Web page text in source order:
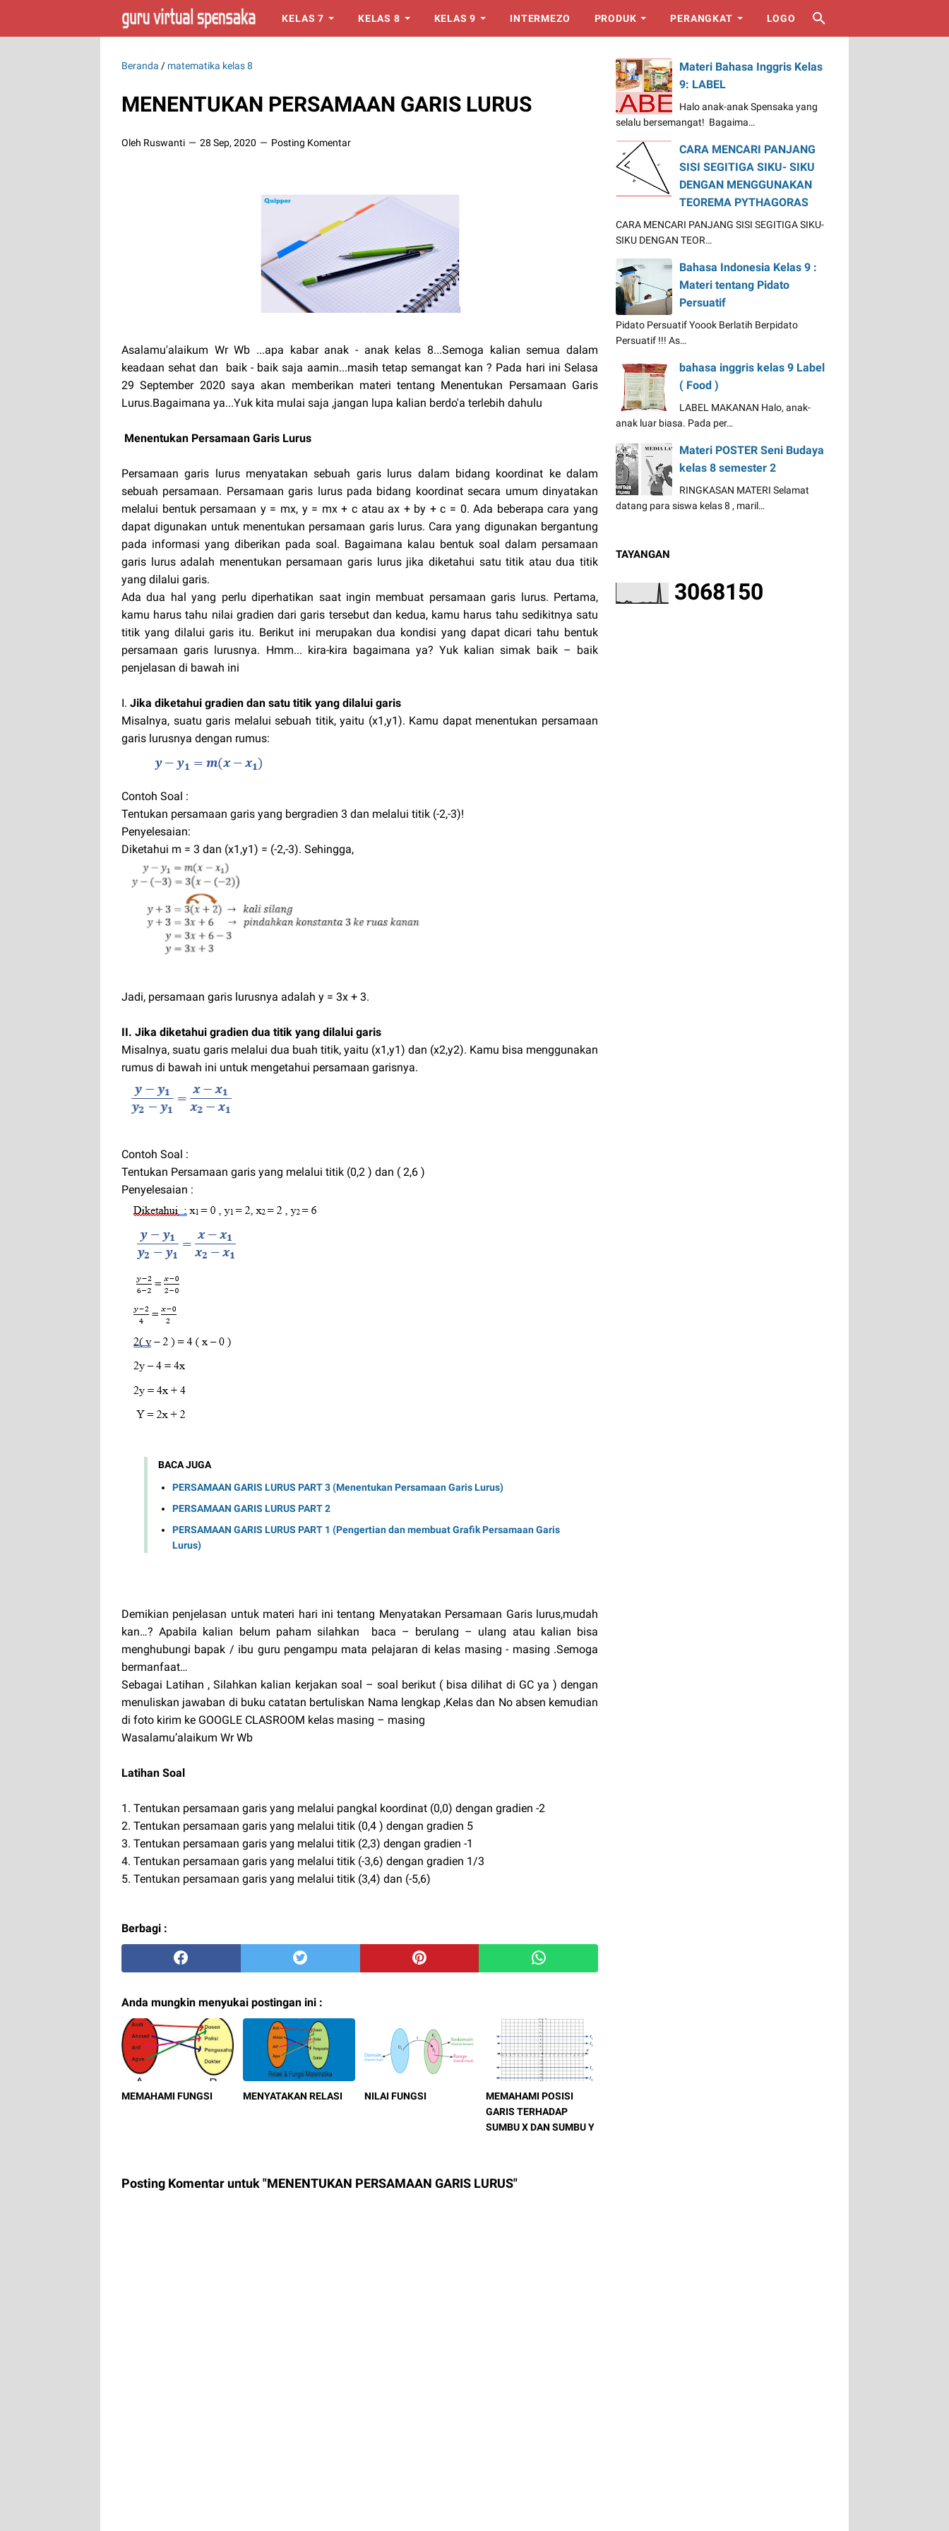
KELAS 7 KELAS 8 KELAS 9 INTERMEZO PRODUK PERANGKAT LOGO
Beranda / matematika kelas 8
MENENTUKAN PERSAMAAN GARIS LURUS
Oleh Ruswanti 28 Sep, 2020 Posting Komentar
Asalamu'alaikum Wr Wb ...apa kabar anak - anak kelas 8...Semoga kalian semua dalam
keadaan sehat dan baik - baik saja aamin...masih tetap semangat kan ? Pada hari ini Selasa
29 September 2020 saya akan memberikan materi tentang Menentukan Persamaan Garis
Lurus.Bagaimana ya...Yuk kita mulai saja ,jangan lupa kalian berdo'a terlebih dahulu
Menentukan Persamaan Garis Lurus
Persamaan garis lurus menyatakan sebuah garis lurus dalam bidang koordinat ke dalam
sebuah persamaan. Persamaan garis lurus pada bidang koordinat secara umum dinyatakan
melalui bentuk persamaan y = mx, y = mx + c atau ax + by + c = 0. Ada beberapa cara yang
dapat digunakan untuk menentukan persamaan garis lurus. Cara yang digunakan bergantung
pada informasi yang diberikan pada soal. Bagaimana kalau bentuk soal dalam persamaan
garis lurus adalah menentukan persamaan garis lurus jika diketahui satu titik atau dua titik
yang dilalui garis.
Ada dua hal yang perlu diperhatikan saat ingin membuat persamaan garis lurus. Pertama,
kamu harus tahu nilai gradien dari garis tersebut dan kedua, kamu harus tahu sedikitnya satu
titik yang dilalui garis itu. Berikut ini merupakan dua kondisi yang dapat dicari tahu bentuk
persamaan garis lurusnya. Hmm... kira-kira bagaimana ya? Yuk kalian simak baik – baik
penjelasan di bawah ini
I. Jika diketahui gradien dan satu titik yang dilalui garis
Misalnya, suatu garis melalui sebuah titik, yaitu (x1,y1). Kamu dapat menentukan persamaan
garis lurusnya dengan rumus:
Contoh Soal :
Tentukan persamaan garis yang bergradien 3 dan melalui titik (-2,-3)!
Penyelesaian:
Diketahui m = 3 dan (x1,y1) = (-2,-3). Sehingga,
Jadi, persamaan garis lurusnya adalah y = 3x + 3.
II. Jika diketahui gradien dua titik yang dilalui garis
Misalnya, suatu garis melalui dua buah titik, yaitu (x1,y1) dan (x2,y2). Kamu bisa menggunakan
rumus di bawah ini untuk mengetahui persamaan garisnya.
Contoh Soal :
Tentukan Persamaan garis yang melalui titik (0,2 ) dan ( 2,6 )
Penyelesaian :
BACA JUGA
PERSAMAAN GARIS LURUS PART 3 (Menentukan Persamaan Garis Lurus)
PERSAMAAN GARIS LURUS PART 2
PERSAMAAN GARIS LURUS PART 1 (Pengertian dan membuat Grafik Persamaan Garis
Lurus)
Demikian penjelasan untuk materi hari ini tentang Menyatakan Persamaan Garis lurus,mudah
kan…? Apabila kalian belum paham silahkan baca – berulang – ulang atau kalian bisa
menghubungi bapak / ibu guru pengampu mata pelajaran di kelas masing - masing .Semoga
bermanfaat…
Sebagai Latihan , Silahkan kalian kerjakan soal – soal berikut ( bisa dilihat di GC ya ) dengan
menuliskan jawaban di buku catatan bertuliskan Nama lengkap ,Kelas dan No absen kemudian
di foto kirim ke GOOGLE CLASROOM kelas masing – masing
Wasalamu’alaikum Wr Wb
Latihan Soal
1. Tentukan persamaan garis yang melalui pangkal koordinat (0,0) dengan gradien -2
2. Tentukan persamaan garis yang melalui titik (0,4 ) dengan gradien 5
3. Tentukan persamaan garis yang melalui titik (2,3) dengan gradien -1
4. Tentukan persamaan garis yang melalui titik (-3,6) dengan gradien 1/3
5. Tentukan persamaan garis yang melalui titik (3,4) dan (-5,6)
Berbagi :
Anda mungkin menyukai postingan ini :
MEMAHAMI FUNGSI MENYATAKAN RELASI NILAI FUNGSI
MEMAHAMI POSISI
GARIS TERHADAP
SUMBU X DAN SUMBU Y
Posting Komentar untuk "MENENTUKAN PERSAMAAN GARIS LURUS"
Materi Bahasa Inggris Kelas
9: LABEL
Halo anak-anak Spensaka yang
selalu bersemangat! Bagaima…
CARA MENCARI PANJANG
SISI SEGITIGA SIKU- SIKU
DENGAN MENGGUNAKAN
TEOREMA PYTHAGORAS
CARA MENCARI PANJANG SISI SEGITIGA SIKU-
SIKU DENGAN TEOR…
Bahasa Indonesia Kelas 9 :
Materi tentang Pidato
Persuatif
Pidato Persuatif Yoook Berlatih Berpidato
Persuatif !!! As…
bahasa inggris kelas 9 Label
( Food )
LABEL MAKANAN Halo, anak-
anak luar biasa. Pada per…
Materi POSTER Seni Budaya
kelas 8 semester 2
RINGKASAN MATERI Selamat
datang para siswa kelas 8 , maril…
TAYANGAN
3068150